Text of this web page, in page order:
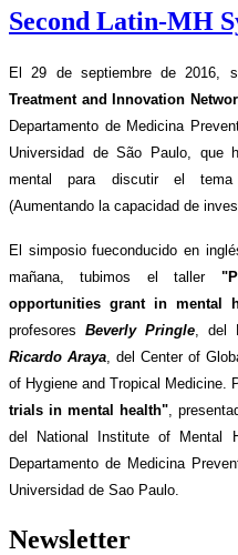
Second Latin-MH
El 29 de septiembre de 2016,
Treatment and Innovation
Departamento de Medicina
Universidad de São Paulo, que
mental para discutir el
(Aumentando la capacidad de
El simposio fueconducido en
mañana, tubimos el taller
opportunities grant in mental
profesores Beverly Pringle, del
Ricardo Araya , del Center of
of Hygiene and Tropical Medicine.
trials in mental health" ,
del National Institute of Mental
Departamento de Medicina
Universidad de Sao Paulo.
Newsletter